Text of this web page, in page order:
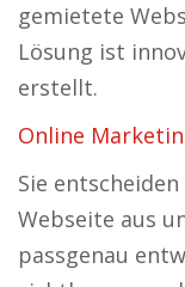
gemietete
Lösung ist
erstellt.
Online
Sie
Webseite aus
passgenau